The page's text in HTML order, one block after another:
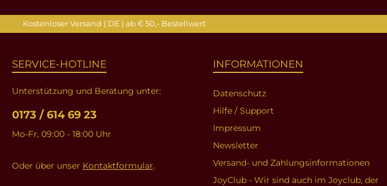
Kostenloser Versand ( DE ) ab € 50,- Bestellwert
SERVICE-HOTLINE
Unterstützung und Beratung unter:
0173 / 614 69 23
Mo-Fr, 09:00 - 18:00 Uhr
Oder über unser Kontaktformular.
INFORMATIONEN
Datenschutz
Hilfe / Support
Impressum
Newsletter
Versand- und Zahlungsinformationen
JoyClub - Wir sind auch im Joyclub, der